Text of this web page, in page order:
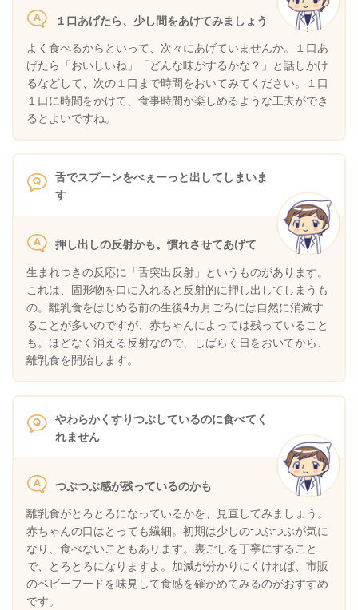
１口あげたら、少し間をあけてみましょう
よく食べるからといって、次々にあげていませんか。１口あ
げたら「おいしいね」「どんな味がするかな？」と話しかけ
るなどして、次の１口まで時間をおいてみてください。１口
１口に時間をかけて、食事時間が楽しめるような工夫ができ
るとよいですね。
舌でスプーンをべぇーっと出してしまいま
す
押し出しの反射かも。慣れさせてあげて
生まれつきの反応に「舌突出反射」というものがあります。
これは、固形物を口に入れると反射的に押し出してしまうも
の。離乳食をはじめる前の生後4カ月ごろには自然に消滅す
ることが多いのですが、赤ちゃんによっては残っていること
も。ほどなく消える反射なので、しばらく日をおいてから、
離乳食を開始します。
やわらかくすりつぶしているのに食べてく
れません
つぶつぶ感が残っているのかも
離乳食がとろとろになっているかを、見直してみましょう。
赤ちゃんの口はとっても繊細。初期は少しのつぶつぶが気に
なり、食べないこともあります。裏ごしを丁寧にすること
で、とろとろになりますよ。加減が分かりにくければ、市販
のベビーフードを味見して食感を確かめてみるのがおすすめ
です。